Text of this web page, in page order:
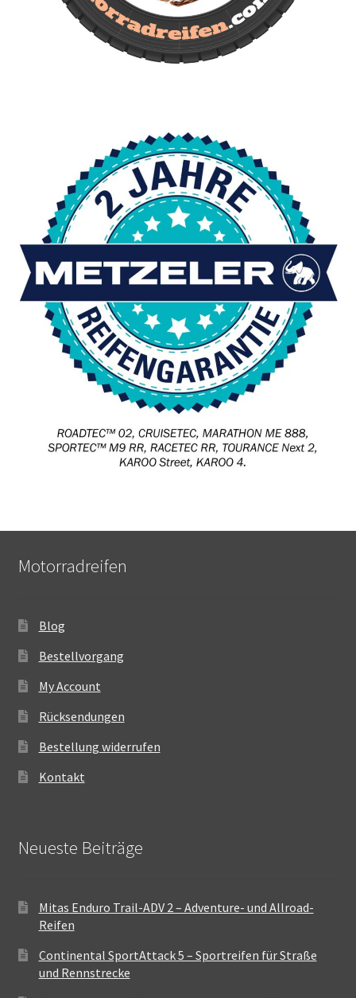
Motorradreifen
Blog
Bestellvorgang
My Account
Rücksendungen
Bestellung widerrufen
Kontakt
Neueste Beiträge
Mitas Enduro Trail-ADV 2 – Adventure- und Allroad-
Reifen
Continental SportAttack 5 – Sportreifen für Straße
und Rennstrecke